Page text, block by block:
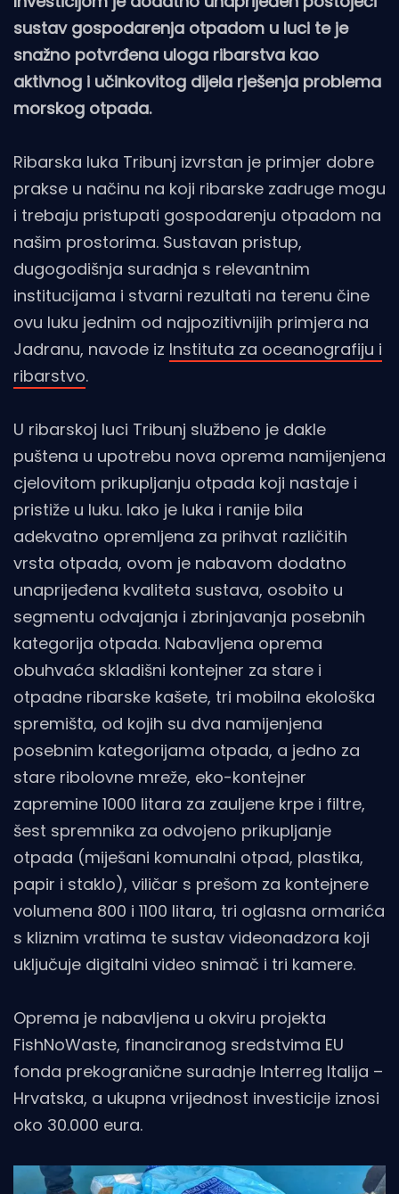
sustav gospodarenja otpadom u luci te je
snažno potvrđena uloga ribarstva kao
aktivnog i učinkovitog dijela rješenja problema
morskog otpada.
Ribarska luka Tribunj izvrstan je primjer dobre
prakse u načinu na koji ribarske zadruge mogu
i trebaju pristupati gospodarenju otpadom na
našim prostorima. Sustavan pristup,
dugogodišnja suradnja s relevantnim
institucijama i stvarni rezultati na terenu čine
ovu luku jednim od najpozitivnijih primjera na
Jadranu, navode iz Instituta za oceanografiju i
ribarstvo.
U ribarskoj luci Tribunj službeno je dakle
puštena u upotrebu nova oprema namijenjena
cjelovitom prikupljanju otpada koji nastaje i
pristiže u luku. Iako je luka i ranije bila
adekvatno opremljena za prihvat različitih
vrsta otpada, ovom je nabavom dodatno
unaprijeđena kvaliteta sustava, osobito u
segmentu odvajanja i zbrinjavanja posebnih
kategorija otpada. Nabavljena oprema
obuhvaća skladišni kontejner za stare i
otpadne ribarske kašete, tri mobilna ekološka
spremišta, od kojih su dva namijenjena
posebnim kategorijama otpada, a jedno za
stare ribolovne mreže, eko-kontejner
zapremine 1000 litara za zauljene krpe i filtre,
šest spremnika za odvojeno prikupljanje
otpada (miješani komunalni otpad, plastika,
papir i staklo), viličar s prešom za kontejnere
volumena 800 i 1100 litara, tri oglasna ormarića
s kliznim vratima te sustav videonadzora koji
uključuje digitalni video snimač i tri kamere.
Oprema je nabavljena u okviru projekta
FishNoWaste, financiranog sredstvima EU
fonda prekogranične suradnje Interreg Italija –
Hrvatska, a ukupna vrijednost investicije iznosi
oko 30.000 eura.